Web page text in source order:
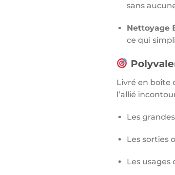
sans
Nettoyage
ce qui
Livré en boîte
l’allié
Les
Les sorties
Les